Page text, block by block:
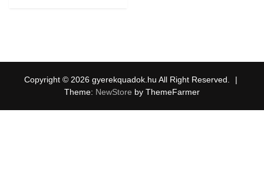
Copyright © 2026 gyerekquadok.hu All Right Reserved.
|
Theme: NewStore by ThemeFarmer